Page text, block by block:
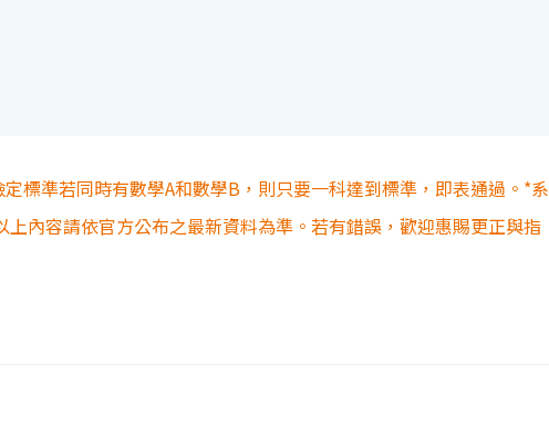
標準若同時有數學A和數學B，則只要一科達到標準，即表通過。*系
內容請依官方公布之最新資料為準。若有錯誤，歡迎惠賜更正與指